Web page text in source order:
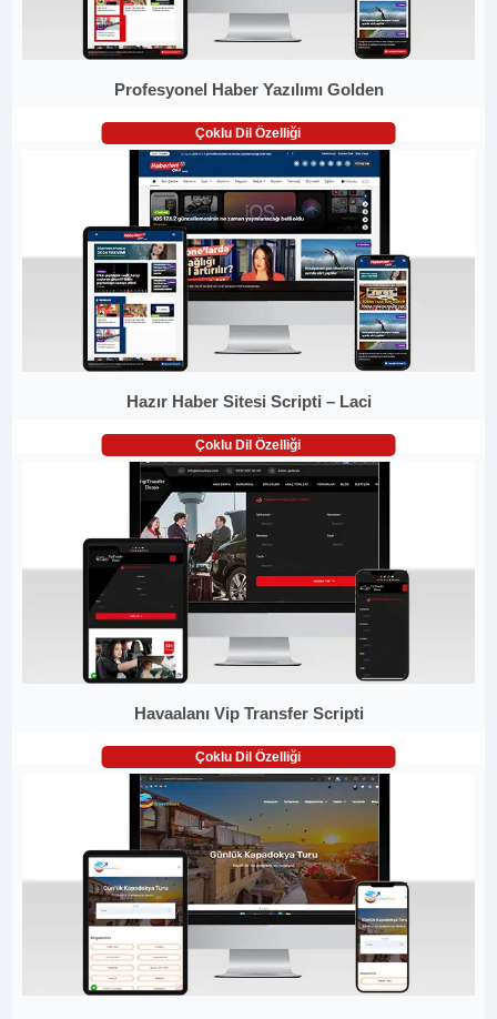
Profesyonel Haber Yazılımı Golden
Çoklu Dil Özelliği
Hazır Haber Sitesi Scripti – Laci
Çoklu Dil Özelliği
Havaalanı Vip Transfer Scripti
Çoklu Dil Özelliği